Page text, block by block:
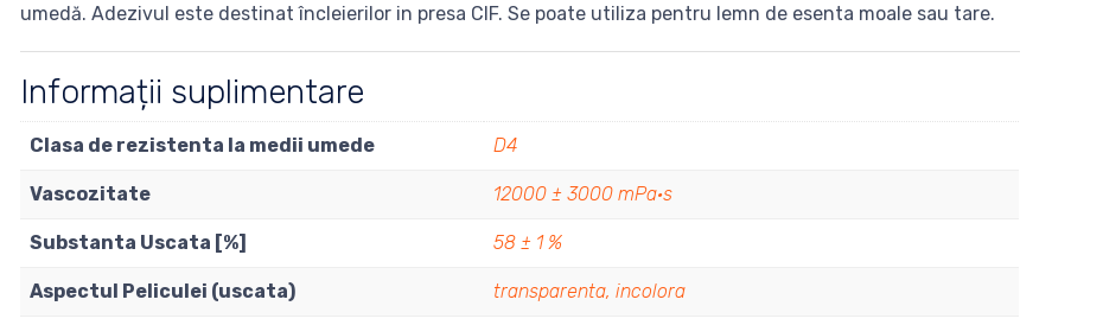
umedă. Adezivul este destinat încleierilor in presa CIF. Se poate utiliza pentru lemn de esenta moale sau tare.
Informații suplimentare
Clasa de rezistenta la medii umede D4
Vascozitate 12000 ± 3000 mPa·s
Substanta Uscata [%] 58 ± 1 %
Aspectul Peliculei (uscata) transparenta, incolora